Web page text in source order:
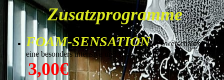
Zusatzprogramme
FOAM-SENSATION- Powerschaum für
eine besonders intensive und schonende Reinigung
3,00€